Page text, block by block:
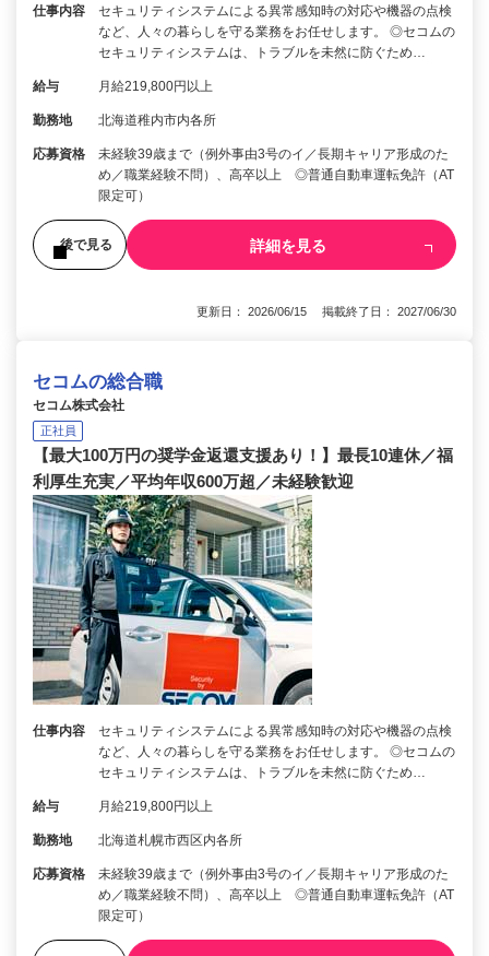
仕事内容
セキュリティシステムによる異常感知時の対応や機器の点検
など、人々の暮らしを守る業務をお任せします。 ◎セコムの
セキュリティシステムは、トラブルを未然に防ぐため…
給与 月給219,800円以上
勤務地 北海道稚内市内各所
応募資格
未経験39歳まで（例外事由3号のイ／長期キャリア形成のた
め／職業経験不問）、高卒以上 ◎普通自動車運転免許（AT
限定可）
後で見る 詳細を見る
更新日： 2026/06/15 掲載終了日： 2027/06/30
セコムの総合職
セコム株式会社
正社員
【最大100万円の奨学金返還支援あり！】最長10連休／福
利厚生充実／平均年収600万超／未経験歓迎
仕事内容
セキュリティシステムによる異常感知時の対応や機器の点検
など、人々の暮らしを守る業務をお任せします。 ◎セコムの
セキュリティシステムは、トラブルを未然に防ぐため…
給与 月給219,800円以上
勤務地 北海道札幌市西区内各所
応募資格
未経験39歳まで（例外事由3号のイ／長期キャリア形成のた
め／職業経験不問）、高卒以上 ◎普通自動車運転免許（AT
限定可）